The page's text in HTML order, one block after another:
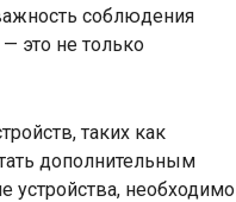
соблюдения
это не только
таких как
дополнительным
устройства, необходимо